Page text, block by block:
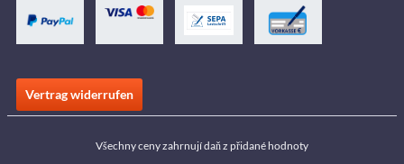
Vertrag widerrufen
Všechny ceny zahrnují daň z přidané hodnoty